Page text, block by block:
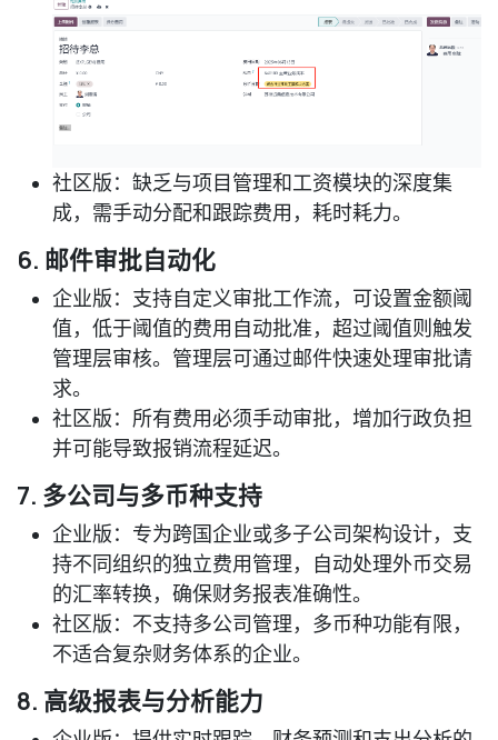
社区版：缺乏与项目管理和工资模块的深度集
成，需手动分配和跟踪费用，耗时耗力。
6. 邮件审批自动化
企业版：支持自定义审批工作流，可设置金额阈
值，低于阈值的费用自动批准，超过阈值则触发
管理层审核。管理层可通过邮件快速处理审批请
求。
社区版：所有费用必须手动审批，增加行政负担
并可能导致报销流程延迟。
7. 多公司与多币种支持
企业版：专为跨国企业或多子公司架构设计，支
持不同组织的独立费用管理，自动处理外币交易
的汇率转换，确保财务报表准确性。
社区版：不支持多公司管理，多币种功能有限，
不适合复杂财务体系的企业。
8. 高级报表与分析能力